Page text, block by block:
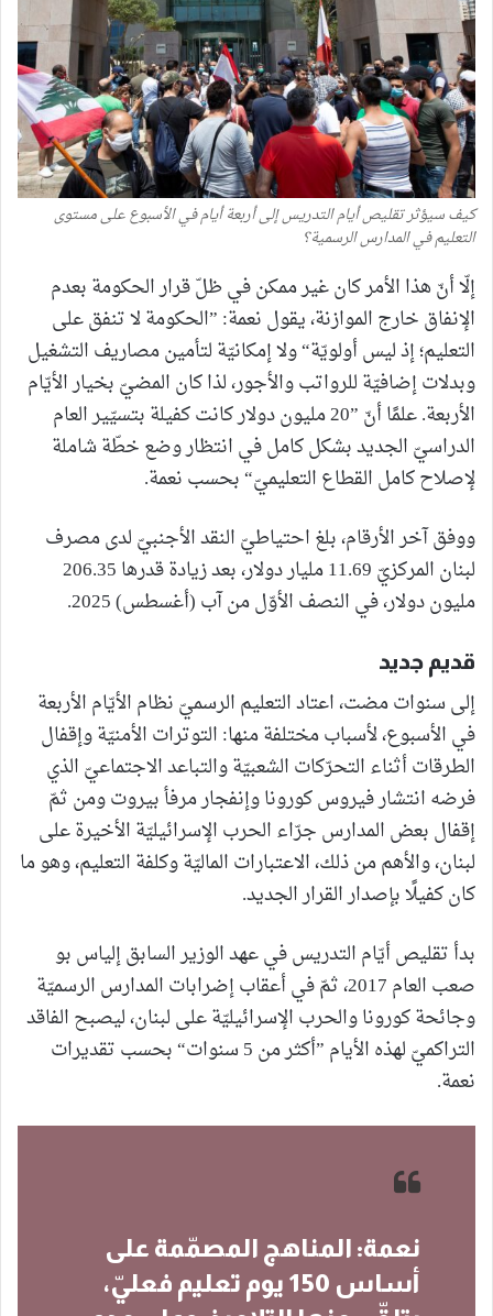
كيف سيؤثر تقليص أيام التدريس إلى أربعة أيام في الأسبوع على مستوى
التعليم في المدارس الرسمية؟
إلّا أنّ هذا الأمر كان غير ممكن في ظلّ قرار الحكومة بعدم
الإنفاق خارج الموازنة، يقول نعمة: ”الحكومة لا تنفق على
التعليم؛ إذ ليس أولويّة“ ولا إمكانيّة لتأمين مصاريف التشغيل
وبدلات إضافيّة للرواتب والأجور، لذا كان المضيّ بخيار الأيّام
الأربعة. علمًا أنّ ”20 مليون دولار كانت كفيلة بتسيّير العام
الدراسيّ الجديد بشكل كامل في انتظار وضع خطّة شاملة
لإصلاح كامل القطاع التعليميّ“ بحسب نعمة.
ووفق آخر الأرقام، بلغ احتياطيّ النقد الأجنبيّ لدى مصرف
لبنان المركزيّ 11.69 مليار دولار، بعد زيادة قدرها 206.35
مليون دولار، في النصف الأوّل من آب (أغسطس) 2025.
قديم جديد
إلى سنوات مضت، اعتاد التعليم الرسميّ نظام الأيّام الأربعة
في الأسبوع، لأسباب مختلفة منها: التوترات الأمنيّة وإقفال
الطرقات أثناء التحرّكات الشعبيّة والتباعد الاجتماعيّ الذي
فرضه انتشار فيروس كورونا وإنفجار مرفأ بيروت ومن ثمّ
إقفال بعض المدارس جرّاء الحرب الإسرائيليّة الأخيرة على
لبنان، والأهم من ذلك، الاعتبارات الماليّة وكلفة التعليم، وهو ما
كان كفيلًا بإصدار القرار الجديد.
بدأ تقليص أيّام التدريس في عهد الوزير السابق إلياس بو
صعب العام 2017، ثمّ في أعقاب إضرابات المدارس الرسميّة
وجائحة كورونا والحرب الإسرائيليّة على لبنان، ليصبح الفاقد
التراكميّ لهذه الأيام ”أكثر من 5 سنوات“ بحسب تقديرات
نعمة.
نعمة: المناهج المصمّمة على
أساس 150 يوم تعليم فعليّ،